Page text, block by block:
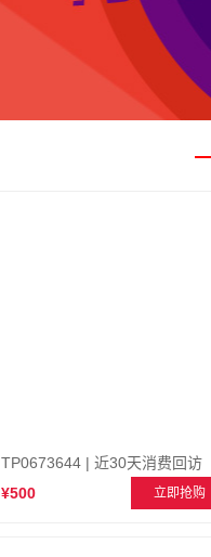
TP0673644 | 近30天消费回访
¥500
立即抢购